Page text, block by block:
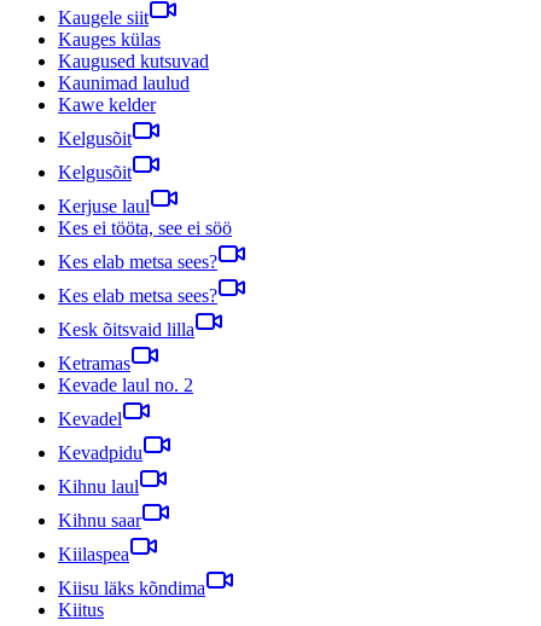
Kaugele siit
Kauges külas
Kaugused kutsuvad
Kaunimad laulud
Kawe kelder
Kelgusõit
Kelgusõit
Kerjuse laul
Kes ei tööta, see ei söö
Kes elab metsa sees?
Kes elab metsa sees?
Kesk õitsvaid lilla
Ketramas
Kevade laul no. 2
Kevadel
Kevadpidu
Kihnu laul
Kihnu saar
Kiilaspea
Kiisu läks kõndima
Kiitus